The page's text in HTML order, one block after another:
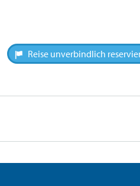
Reise unverbindlich